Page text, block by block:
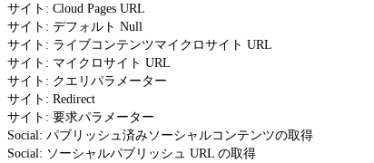
サイト: Cloud Pages URL
サイト: デフォルト Null
サイト: ライブコンテンツマイクロサイト URL
サイト: マイクロサイト URL
サイト: クエリパラメーター
サイト: Redirect
サイト: 要求パラメーター
Social: パブリッシュ済みソーシャルコンテンツの取得
Social: ソーシャルパブリッシュ URL の取得